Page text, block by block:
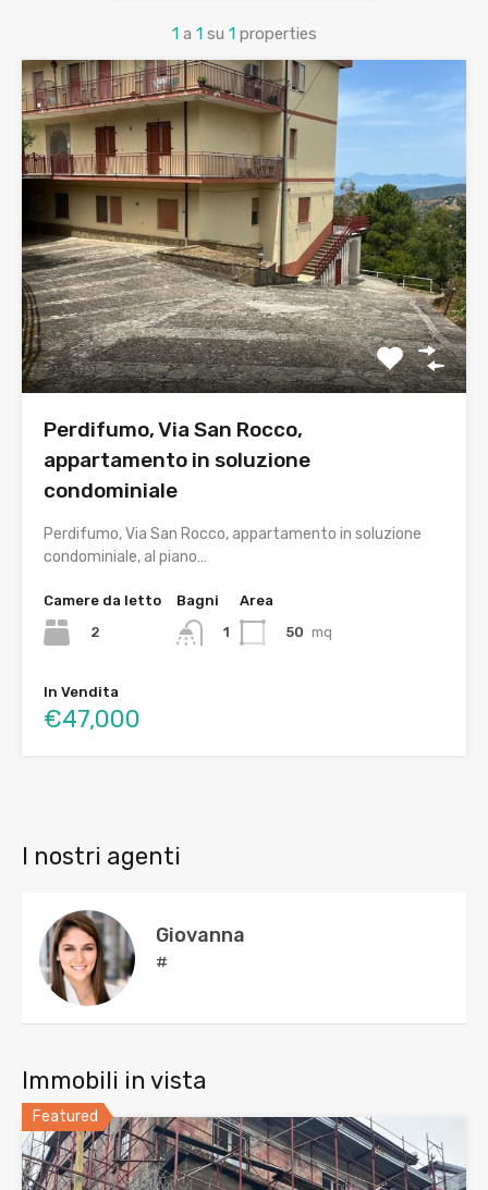
1 a 1 su 1 properties
Perdifumo, Via San Rocco,
appartamento in soluzione
condominiale
Perdifumo, Via San Rocco, appartamento in soluzione
condominiale, al piano…
Camere da letto
2
Bagni
1
Area
50 mq
In Vendita
€47,000
I nostri agenti
Giovanna
#
Immobili in vista
Featured